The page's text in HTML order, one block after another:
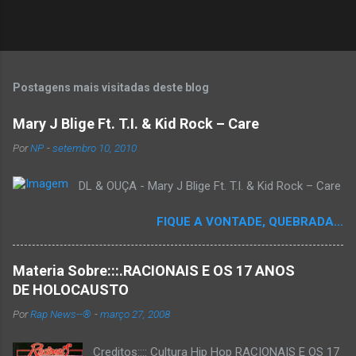
Postagens mais visitadas deste blog
Mary J Blige Ft. T.I. & Kid Rock – Care
PorNP -setembro 10, 2010
DL & OUÇA - Mary J Blige Ft. T.I. & Kid Rock – Care
FIQUE A VONTADE, QUEBRADA...
Materia Sobre:::.RACIONAIS E OS 17 ANOS
DE HOLOCAUSTO
PorRap News--® -março 27, 2008
Creditos:::: Cultura Hip Hop RACIONAIS E OS 17